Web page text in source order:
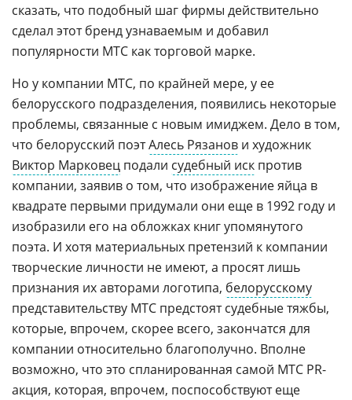
сказать, что подобный шаг фирмы действительно
сделал этот бренд узнаваемым и добавил
популярности МТС как торговой марке.
Но у компании МТС, по крайней мере, у ее
белорусского подразделения, появились некоторые
проблемы, связанные с новым имиджем. Дело в том,
что белорусский поэтАлесь Рязанов и художник
Виктор Марковец подали судебный иск против
компании, заявив о том, что изображение яйца в
квадрате первыми придумали они еще в 1992 году и
изобразили его на обложках книг упомянутого
поэта. И хотя материальных претензий к компании
творческие личности не имеют, а просят лишь
признания их авторами логотипа, белорусскому
представительству МТС предстоят судебные тяжбы,
которые, впрочем, скорее всего, закончатся для
компании относительно благополучно. Вполне
возможно, что это спланированная самой МТС PR-
акция, которая, впрочем, поспособствуют еще